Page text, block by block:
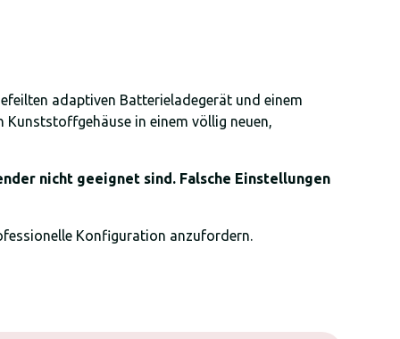
adaptiven Batterieladegerät und einem
in einem völlig neuen,
nicht geeignet sind. Falsche Einstellungen
Konfiguration anzufordern.